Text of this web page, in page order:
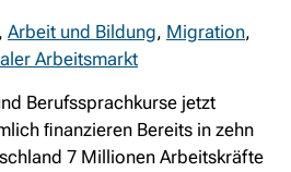
, Arbeit und Bildung, Migration,
Arbeitsmarkt
Berufssprachkurse jetzt
ﬁnanzieren Bereits in zehn
7 Millionen Arbeitskräfte